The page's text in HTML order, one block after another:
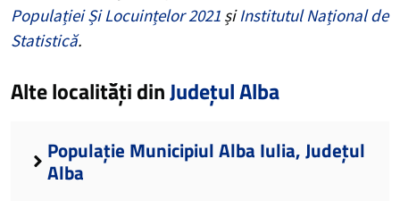
Populației Și Locuințelor 2021 șiInstitutul Național de
Statistică.
Alte localități dinJudețul Alba
Populație Municipiul Alba Iulia, Județul
Alba